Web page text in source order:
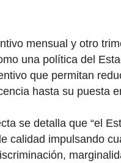
mensual y otro
una política del
que permitan
hasta su puesta
se detalla que “el
calidad impulsando